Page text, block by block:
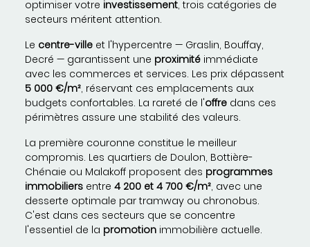
optimiser votre investissement, trois catégories de
secteurs méritent attention.
Le centre-ville et l'hypercentre — Graslin, Bouffay,
Decré — garantissent une proximité immédiate
avec les commerces et services. Les prix dépassent
5 000 €/m², réservant ces emplacements aux
budgets confortables. La rareté de l'offre dans ces
périmètres assure une stabilité des valeurs.
La première couronne constitue le meilleur
compromis. Les quartiers de Doulon, Bottière-
Chénaie ou Malakoff proposent des programmes
immobiliers entre 4 200 et 4 700 €/m², avec une
desserte optimale par tramway ou chronobus.
C'est dans ces secteurs que se concentre
l'essentiel de la promotion immobilière actuelle.